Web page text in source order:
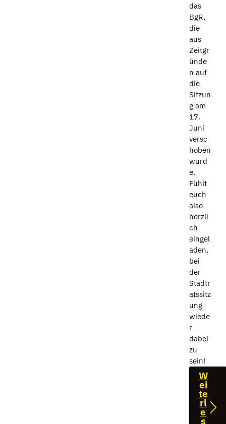
das
BgR,
die
aus
Zeitgr
ünde
n auf
die
Sitzun
g am
17.
Juni
versc
hoben
wurd
e.
Fühlt
euch
also
herzli
ch
eingel
aden,
bei
der
Stadtr
atssitz
ung
wiede
r
dabei
zu
sein!
W
ei
te
rl
e
s